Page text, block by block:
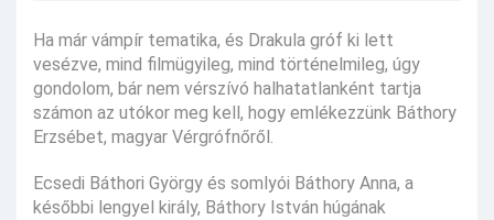
Ha már vámpír tematika, és Drakula gróf ki lett
vesézve, mind filmügyileg, mind történelmileg, úgy
gondolom, bár nem vérszívó halhatatlanként tartja
számon az utókor meg kell, hogy emlékezzünk Báthory
Erzsébet, magyar Vérgrófnőről.
Ecsedi Báthori György és somlyói Báthory Anna, a
későbbi lengyel király, Báthory István húgának